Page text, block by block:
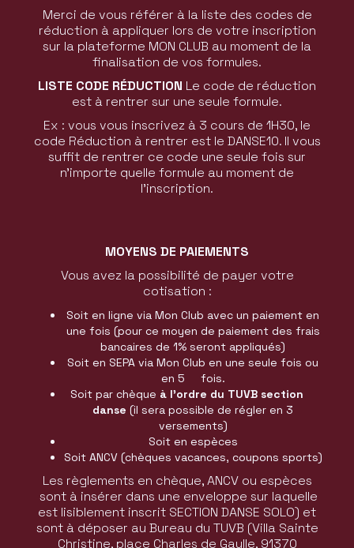
Merci de vous référer à la liste des codes de
réduction à appliquer lors de votre inscription
sur la plateforme MON CLUB au moment de la
finalisation de vos formules.
LISTE CODE RÉDUCTION Le code de réduction
est à rentrer sur une seule formule.
Ex : vous vous inscrivez à 3 cours de 1H30, le
code Réduction à rentrer est le DANSE10. Il vous
suffit de rentrer ce code une seule fois sur
n’importe quelle formule au moment de
l’inscription.
MOYENS DE PAIEMENTS
Vous avez la possibilité de payer votre
cotisation :
Soit en ligne via Mon Club avec un paiement en
une fois (pour ce moyen de paiement des frais
bancaires de 1% seront appliqués)
Soit en SEPA via Mon Club en une seule fois ou
en 5 fois.
Soit par chèque à l’ordre du TUVB section
danse (il sera possible de régler en 3
versements)
Soit en espèces
Soit ANCV (chèques vacances, coupons sports)
Les règlements en chèque, ANCV ou espèces
sont à insérer dans une enveloppe sur laquelle
est lisiblement inscrit SECTION DANSE SOLO) et
sont à déposer au Bureau du TUVB (Villa Sainte
Christine, place Charles de Gaulle, 91370